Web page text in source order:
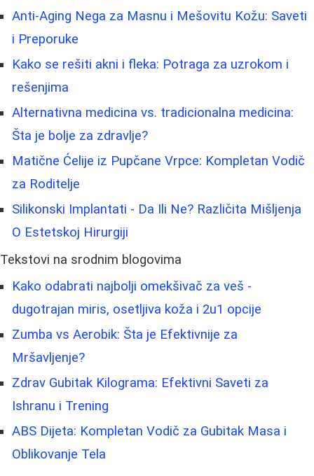
Anti-Aging Nega za Masnu i Mešovitu Kožu: Saveti
i Preporuke
Kako se rešiti akni i fleka: Potraga za uzrokom i
rešenjima
Alternativna medicina vs. tradicionalna medicina:
Šta je bolje za zdravlje?
Matične Ćelije iz Pupčane Vrpce: Kompletan Vodič
za Roditelje
Silikonski Implantati - Da Ili Ne? Različita Mišljenja
O Estetskoj Hirurgiji
Tekstovi na srodnim blogovima
Kako odabrati najbolji omekšivač za veš -
dugotrajan miris, osetljiva koža i 2u1 opcije
Zumba vs Aerobik: Šta je Efektivnije za
Mršavljenje?
Zdrav Gubitak Kilograma: Efektivni Saveti za
Ishranu i Trening
ABS Dijeta: Kompletan Vodič za Gubitak Masa i
Oblikovanje Tela